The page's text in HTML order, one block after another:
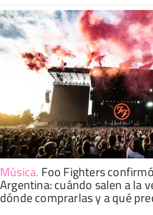
Música. Foo Fighters
Argentina: cuándo salen a la
dónde comprarlas y a qué